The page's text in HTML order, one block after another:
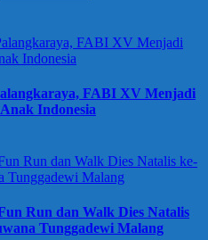
FABI XV Menjadi
Indonesia
Run dan Walk Dies Natalis
Tunggadewi Malang